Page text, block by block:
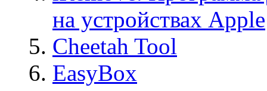
на устройствах Apple
Cheetah Tool
EasyBox